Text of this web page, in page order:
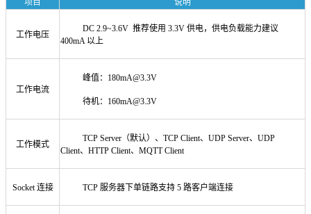
工作电压
DC 2.9~3.6V 推荐使用 3.3V 供电，供电负载能力建议
400mA 以上
工作电流
峰值：180mA@3.3V
待机：160mA@3.3V
工作模式
TCP Server（默认）、TCP Client、UDP Server、UDP
Client、HTTP Client、MQTT Client
Socket 连接 TCP 服务器下单链路支持 5 路客户端连接